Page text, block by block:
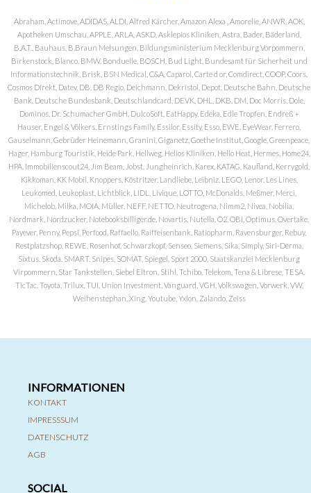
Abraham, Actimove, ADIDAS, ALDI, Alfred Kärcher, Amazon Alexa , Amorelie, ANWR, AOK,
Apotheken Umschau, APPLE, ARLA, ASKD, Asklepios Kliniken, Astra, Bader, Bäderland,
B.A.T., Bauhaus, B.Braun Melsungen, Bildungsministerium Mecklenburg Vorpommern,
Birkenstock, Blanco, BMW, Bonduelle, BOSCH, Bud Light, Bundesamt für Sicherheit und
Informationstechnik, Brisk, BSN Medical, C&A, Caparol, Carte d or, Comdirect, COOP, Coors,
Cosmos DIrekt, Datev, DB, DB Regio, Deichmann, Dekristol, Depot, Deutsche Bahn, Deutsche
Bank, Deutsche Bundesbank, Deutschlandcard, DEVK, DHL, DKB, DM, Doc Morris, Dole,
Dominos, Dr. Schumacher GmbH, DulcoSoft, EatHappy, Edeka, Edle Tropfen, Endreß +
Hauser, Engel & Völkers, Ernstings Family, Essilor, Essity, Esso, EWE, EyeWear, Ferrero,
Gauselmann, Gebrüder Heinemann, Granini, Giganetz, Goethe Institut, Google, Greenpeace,
Hager, Hamburg Touristik, Heide Park, Hellweg, Helios Kliniken, Hello Heat, Hermes, Home24,
HPA, Immobilienscout24, Jim Beam, Jobst, Jungheinrich, Karex, KATAG, Kaufland, Kerrygold,
Kikkoman, KK Mobil, Knoppers, Köstritzer, Landliebe, Leibniz, LEGO, Lenor, Les Lines,
Leukomed, Leukoplast, Lichtblick, LIDL, Livique, LOTTO, McDonalds, Meßmer, Merci,
Michelob, Milka, MOIA, Müller, NEFF, NETTO, Neutrogena, Nimm2, Nivea, Nobilia,
Nordmark, Nordzucker, Notebooksbilliger.de, Novartis, Nutella, O2, OBI, Optimus, Overtake,
Payever, Penny, Pepsi, Perfood, Raffaello, Raiffeisenbank, Ratiopharm, Ravensburger, Rebuy,
Restplatzshop, REWE, Rosenhof, Schwarzkopf, Senseo, Siemens, Sika, Simply, Siri-Derma,
Sixtus, Skoda, SMART, Snipes, SOMAT, Spiegel, Sport 2000, Staatskanzlei Mecklenburg
Virpommern, Star Tankstellen, Siebel Eltron, Stihl, Tchibo, Telekom, Tena & Librese, TESA,
TicTac, Toyota, Trilux, TUI, Union Investment, Vanguard, VGH, Volkswagen, Vorwerk, VW,
Weihenstephan, Xing, Youtube, Yxlon, Zalando, Zeiss
INFORMATIONEN
KONTAKT
IMPRESSSUM
DATENSCHUTZ
AGB
SOCIAL